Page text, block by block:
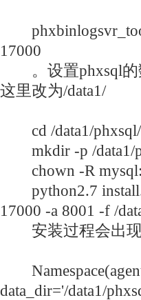
17000
。设置phxsql的
这里改为/data1/
cd /data1/phxsql/
mkdir -p /data1/
chown -R
python2.7
17000 -a 8001 -f /
安装过程会出现
data_dir='/data1/